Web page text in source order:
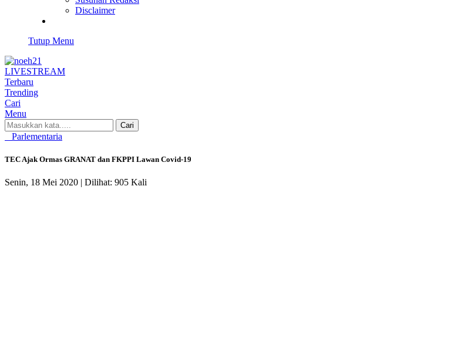
Disclaimer
Tutup Menu
LIVESTREAM
Terbaru
Trending
Cari
Menu
Cari
Parlementaria
TEC Ajak Ormas GRANAT dan FKPPI Lawan Covid-19
Senin, 18 Mei 2020 | Dilihat: 905 Kali